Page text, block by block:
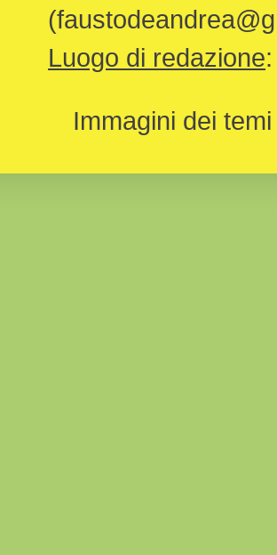
Luogo di redazione
Immagini dei